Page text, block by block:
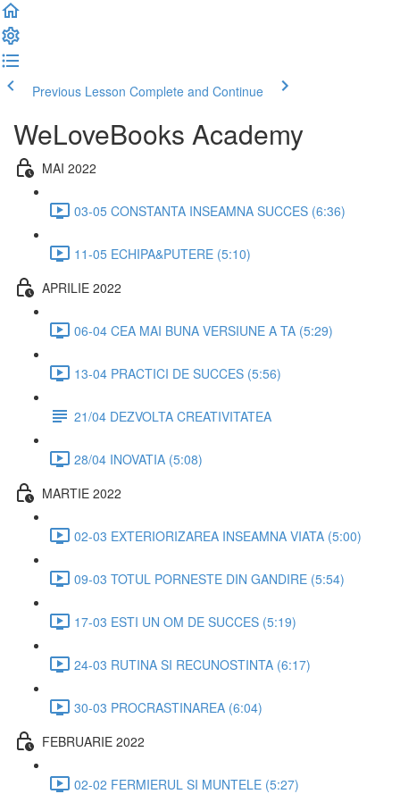
Previous Lesson Complete and Continue
WeLoveBooks Academy
MAI 2022
03-05 CONSTANTA INSEAMNA SUCCES (6:36)
11-05 ECHIPA&PUTERE (5:10)
APRILIE 2022
06-04 CEA MAI BUNA VERSIUNE A TA (5:29)
13-04 PRACTICI DE SUCCES (5:56)
21/04 DEZVOLTA CREATIVITATEA
28/04 INOVATIA (5:08)
MARTIE 2022
02-03 EXTERIORIZAREA INSEAMNA VIATA (5:00)
09-03 TOTUL PORNESTE DIN GANDIRE (5:54)
17-03 ESTI UN OM DE SUCCES (5:19)
24-03 RUTINA SI RECUNOSTINTA (6:17)
30-03 PROCRASTINAREA (6:04)
FEBRUARIE 2022
02-02 FERMIERUL SI MUNTELE (5:27)